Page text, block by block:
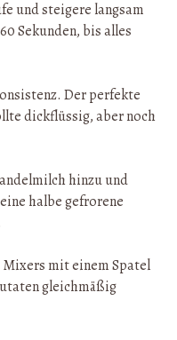
und steigere langsam
Sekunden, bis alles
Der perfekte
dickflüssig, aber noch
hinzu und
halbe gefrorene
mit einem Spatel
gleichmäßig